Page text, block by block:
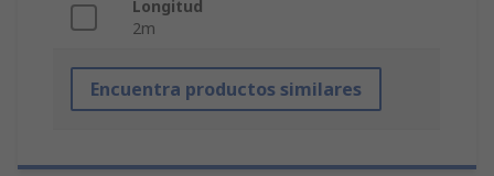
Longitud
2m
Encuentra productos similares